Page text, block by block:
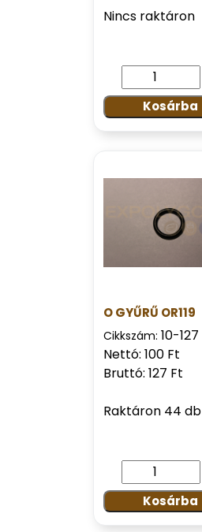
Nincs raktáron
Kosárba
O GYŰRŰ OR119
Cikkszám: 10-127
Nettó: 100 Ft
Bruttó: 127 Ft
Raktáron 44 db
Kosárba